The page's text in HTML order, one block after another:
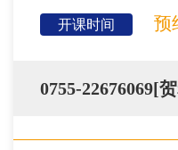
开课时间 预
0755-22676069[